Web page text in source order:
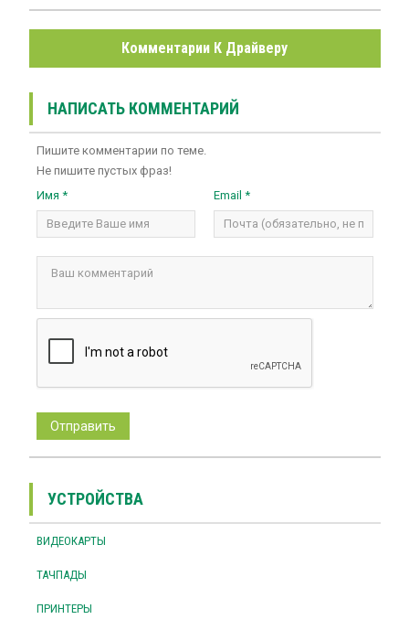
Комментарии К Драйверу
НАПИСАТЬ КОММЕНТАРИЙ
Пишите комментарии по теме.
Не пишите пустых фраз!
Имя *
Email *
УСТРОЙСТВА
ВИДЕОКАРТЫ
ТАЧПАДЫ
ПРИНТЕРЫ